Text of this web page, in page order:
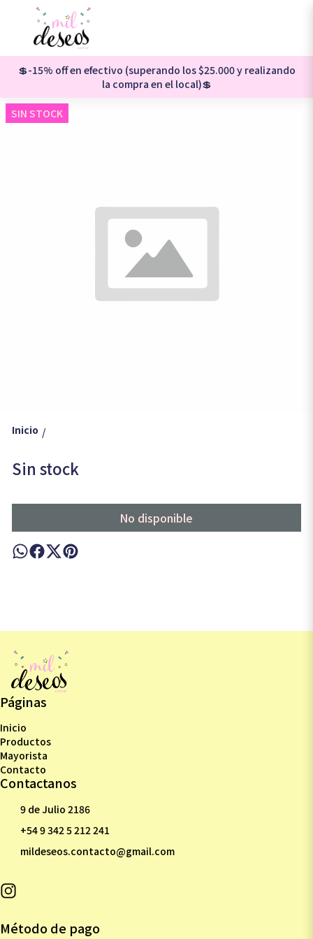
💲-15% off en efectivo (superando los $25.000 y realizando
la compra en el local)💲
SIN STOCK
Inicio /
Sin stock
No disponible
Páginas
Inicio
Productos
Mayorista
Contacto
Contactanos
9 de Julio 2186
+54 9 342 5 212 241
mildeseos.contacto@gmail.com
Método de pago